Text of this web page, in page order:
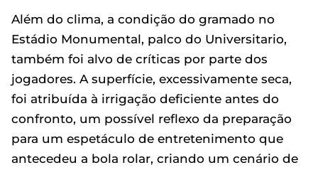
Além do clima, a condição do gramado no
Estádio Monumental, palco do Universitario,
também foi alvo de críticas por parte dos
jogadores. A superfície, excessivamente seca,
foi atribuída à irrigação deficiente antes do
confronto, um possível reflexo da preparação
para um espetáculo de entretenimento que
antecedeu a bola rolar, criando um cenário de